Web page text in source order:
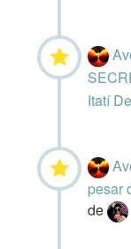
Itatí
pesar
de